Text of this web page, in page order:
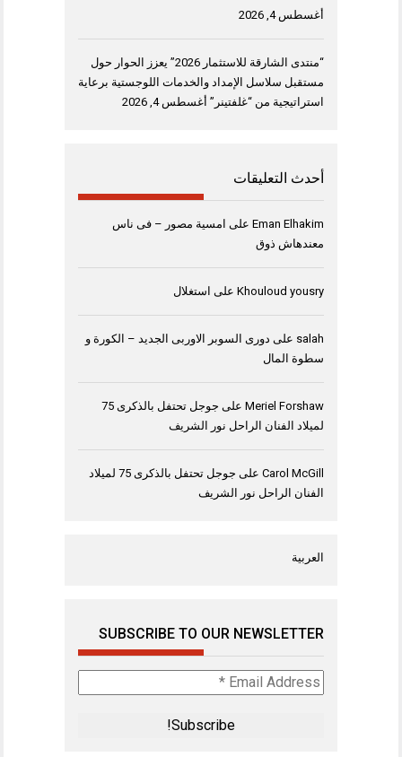
أغسطس 4, 2026
“منتدى الشارقة للاستثمار 2026” يعزز الحوار حول
مستقبل سلاسل الإمداد والخدمات اللوجستية برعاية
استراتيجية من “غلفتينر” أغسطس 4, 2026
أحدث التعليقات
Eman Elhakim على امسية مصور – فى ناس
معندهاش ذوق
Khouloud yousry على استغلال
salah على دورى السوبر الاوربى الجديد – الكورة و
سطوة المال
Meriel Forshaw على
جوجل تحتفل بالذكرى 75
لميلاد الفنان الراحل نور الشريف
Carol McGill على
جوجل تحتفل بالذكرى 75 لميلاد
الفنان الراحل نور الشريف
العربية
SUBSCRIBE TO OUR NEWSLETTER
Email
Address